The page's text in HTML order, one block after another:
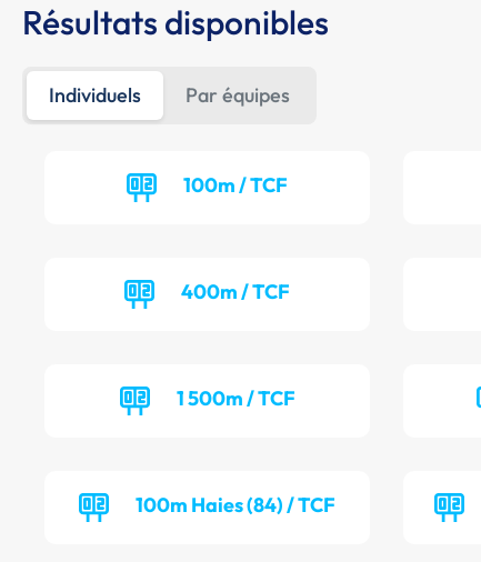
Résultats disponibles
Individuels Par équipes
100m / TCF
400m / TCF
1 500m / TCF
100m Haies (84) / TCF